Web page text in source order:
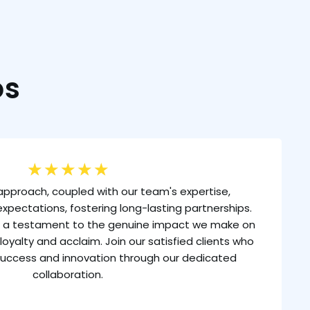
★ ★ ★ ★ ★
coupled with our team's expertise,
fostering long-lasting partnerships.
a testament to the genuine impact we make on
and acclaim. Join our satisfied clients who
and innovation through our dedicated
collaboration.